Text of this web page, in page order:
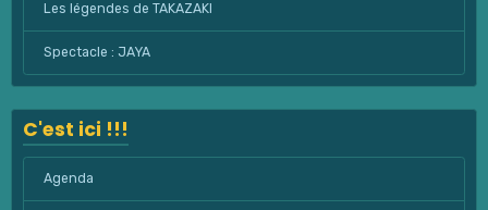
Les légendes de TAKAZAKI
Spectacle : JAYA
C'est ici !!!
Agenda